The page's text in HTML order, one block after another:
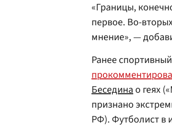
«Границы,
первое. Во-
мнение», —
Ранее
Бесединао геях
признано
РФ). Футболист в